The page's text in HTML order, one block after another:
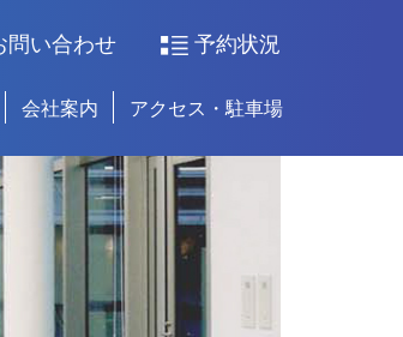
問い合わせ 予約状況
会社案内 アクセス・駐車場